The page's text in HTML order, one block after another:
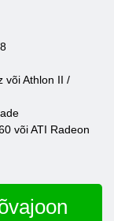
või Athlon II /
või ATI Radeon